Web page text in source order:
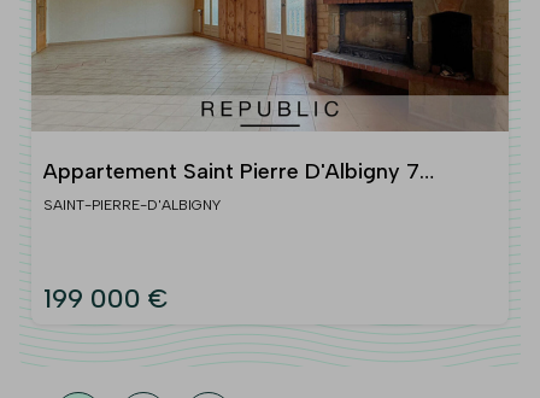
Appartement Saint Pierre D'Albigny 7
pièce(s) 173 m2
SAINT-PIERRE-D'ALBIGNY
199 000 €